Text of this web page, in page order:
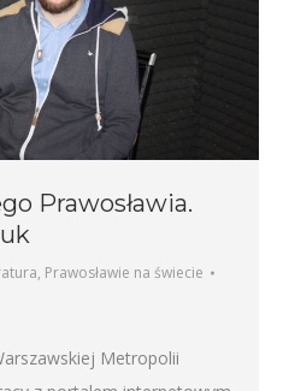
Prawosławia.
, Prawosławie na świecie
Metropolii